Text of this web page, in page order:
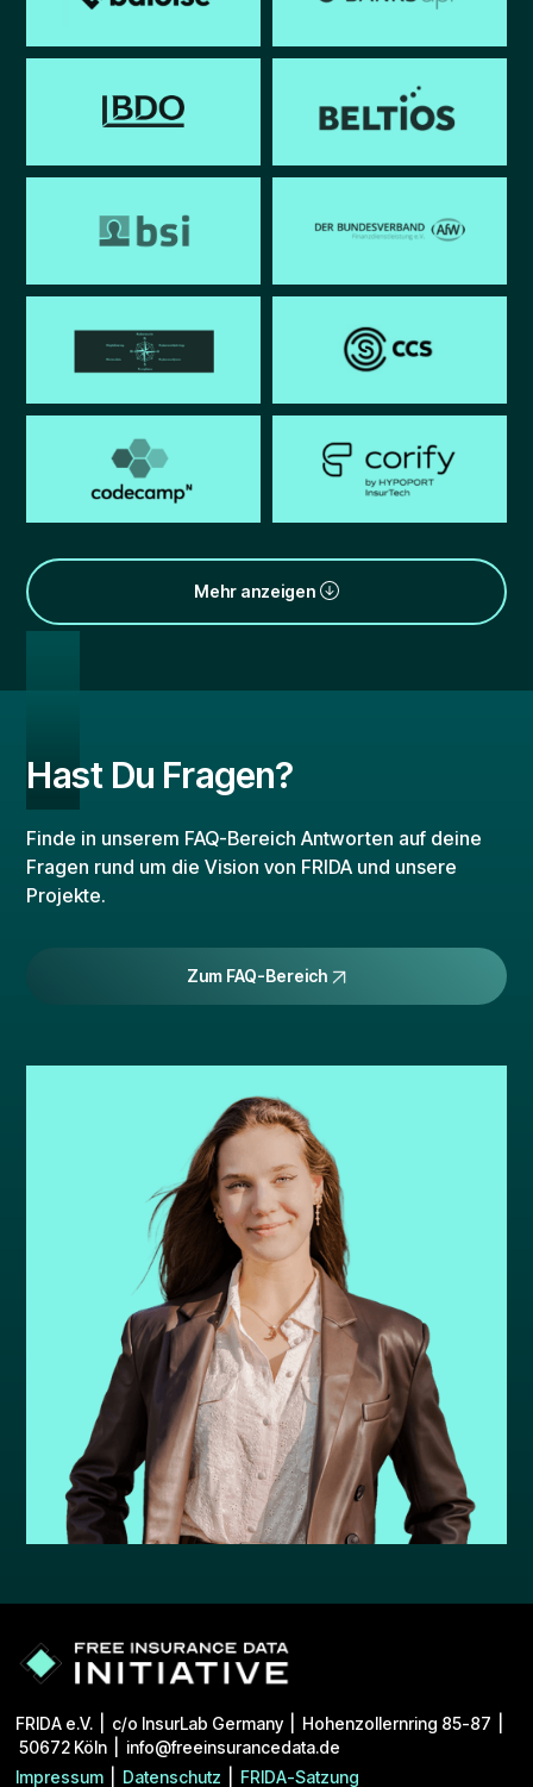
Mehr anzeigen
Hast Du Fragen?
Finde in unserem FAQ-Bereich Antworten auf deine
Fragen rund um die Vision von FRIDA und unsere
Projekte.
Zum FAQ-Bereich
FRIDA e.V. | c/o InsurLab Germany | Hohenzollernring 85-87 |
50672 Köln | info@freeinsurancedata.de
Impressum
Datenschutz FRIDA-Satzung